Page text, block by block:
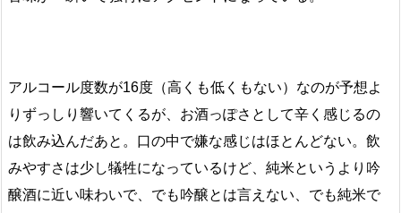
アルコール度数が16度（高くも低くもない）なのが予想よ
りずっしり響いてくるが、お酒っぽさとして辛く感じるの
は飲み込んだあと。口の中で嫌な感じはほとんどない。飲
みやすさは少し犠牲になっているけど、純米というより吟
醸酒に近い味わいで、でも吟醸とは言えない、でも純米で